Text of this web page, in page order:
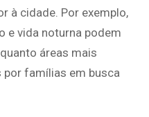
à cidade. Por exemplo,
e vida noturna podem
áreas mais
famílias em busca